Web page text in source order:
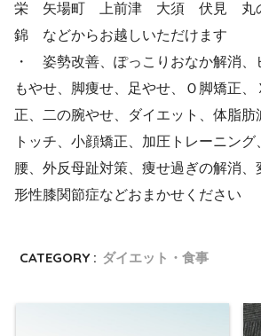
栄 矢場町 上前津 大須 伏見 丸
錦 などからお越しいただけます
・ 姿勢改善、ぽっこりおなか解消、
もやせ、脚痩せ、足やせ、Ｏ脚矯正
正、二の腕やせ、ダイエット、体脂肪
トッチ、小顔矯正、加圧トレーニング
腰、外反母趾対策、痩せ過ぎの解消
形性膝関節症などおまかせください
CATEGORY : ダイエット・食事